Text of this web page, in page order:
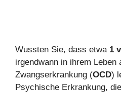
Wussten Sie, dass etwa 1
irgendwann in ihrem Leben
Zwangserkrankung (OCD)
Psychische Erkrankung,